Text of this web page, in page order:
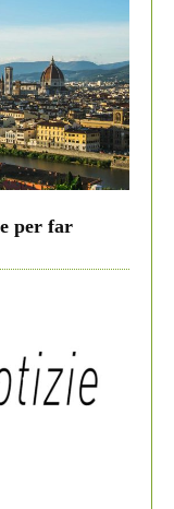
per far